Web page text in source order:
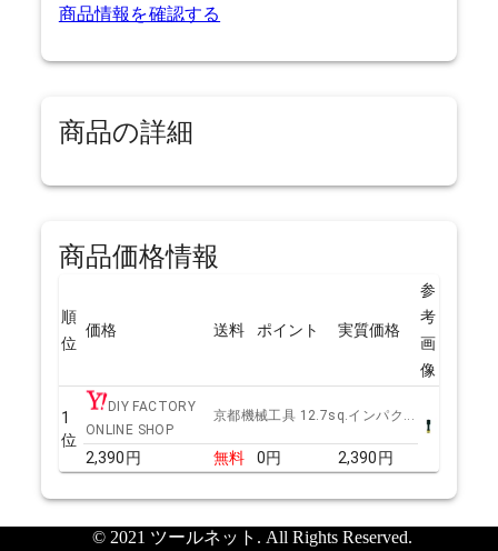
商品情報を確認する
商品の詳細
商品価格情報
順
位
価格 送料 ポイント 実質価格
参
考
画
像
1
位
DIY FACTORY
ONLINE SHOP
京都機械工具 12.7sq.インパク...
2,390円 無料 0円 2,390円
© 2021 ツールネット. All Rights Reserved.